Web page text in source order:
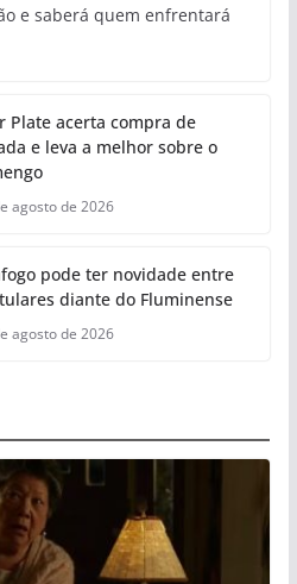
e saberá quem enfrentará
Plate acerta compra de
e leva a melhor sobre o
agosto de 2026
pode ter novidade entre
diante do Fluminense
agosto de 2026